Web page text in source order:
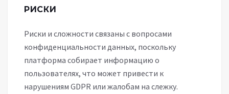
РИСКИ
Риски и сложности связаны с вопросами
конфиденциальности данных, поскольку
платформа собирает информацию о
пользователях, что может привести к
нарушениям GDPR или жалобам на слежку.